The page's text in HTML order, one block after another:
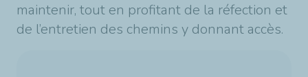
maintenir, tout en profitant de la réfection et
de l’entretien des chemins y donnant accès.